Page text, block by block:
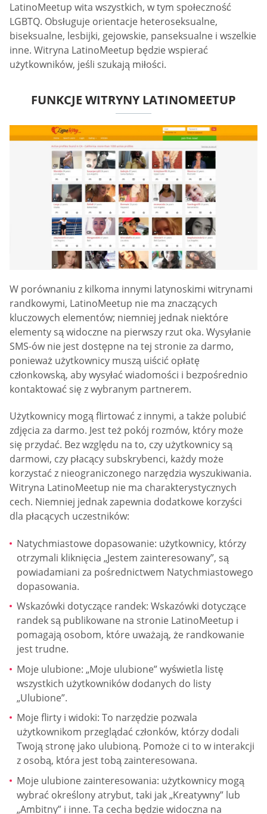
LatinoMeetup wita wszystkich, w tym społeczność
LGBTQ. Obsługuje orientacje heteroseksualne,
biseksualne, lesbijki, gejowskie, panseksualne i wszelkie
inne. Witryna LatinoMeetup będzie wspierać
użytkowników, jeśli szukają miłości.
FUNKCJE WITRYNY LATINOMEETUP
W porównaniu z kilkoma innymi latynoskimi witrynami
randkowymi, LatinoMeetup nie ma znaczących
kluczowych elementów; niemniej jednak niektóre
elementy są widoczne na pierwszy rzut oka. Wysyłanie
SMS-ów nie jest dostępne na tej stronie za darmo,
ponieważ użytkownicy muszą uiścić opłatę
członkowską, aby wysyłać wiadomości i bezpośrednio
kontaktować się z wybranym partnerem.
Użytkownicy mogą flirtować z innymi, a także polubić
zdjęcia za darmo. Jest też pokój rozmów, który może
się przydać. Bez względu na to, czy użytkownicy są
darmowi, czy płacący subskrybenci, każdy może
korzystać z nieograniczonego narzędzia wyszukiwania.
Witryna LatinoMeetup nie ma charakterystycznych
cech. Niemniej jednak zapewnia dodatkowe korzyści
dla płacących uczestników:
Natychmiastowe dopasowanie: użytkownicy, którzy
otrzymali kliknięcia „Jestem zainteresowany”, są
powiadamiani za pośrednictwem Natychmiastowego
dopasowania.
Wskazówki dotyczące randek: Wskazówki dotyczące
randek są publikowane na stronie LatinoMeetup i
pomagają osobom, które uważają, że randkowanie
jest trudne.
Moje ulubione: „Moje ulubione” wyświetla listę
wszystkich użytkowników dodanych do listy
„Ulubione”.
Moje flirty i widoki: To narzędzie pozwala
użytkownikom przeglądać członków, którzy dodali
Twoją stronę jako ulubioną. Pomoże ci to w interakcji
z osobą, która jest tobą zainteresowana.
Moje ulubione zainteresowania: użytkownicy mogą
wybrać określony atrybut, taki jak „Kreatywny” lub
„Ambitny” i inne. Ta cecha będzie widoczna na